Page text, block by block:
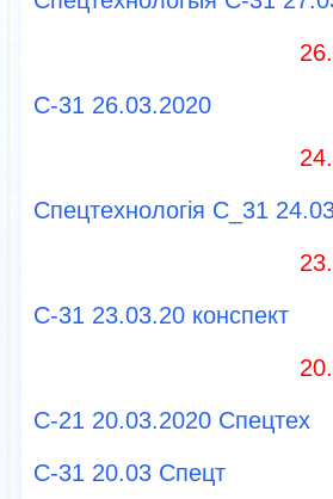
C-31 26.03.2020
Спецтехнологія С_31
С-31 23.03.20 конспект
С-21 20.03.2020 Спецтех
С-31 20.03 Спецт